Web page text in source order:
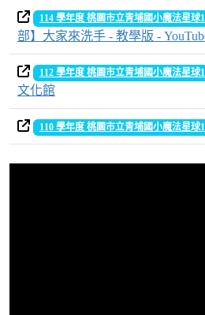
114 學年度 桃園市立青埔國小魔法星球
部】大家來洗手 - 教學版 -
112 學年度 桃園市立青埔國小魔法星球
文化館
110 學年度 桃園市立青埔國小魔法星球